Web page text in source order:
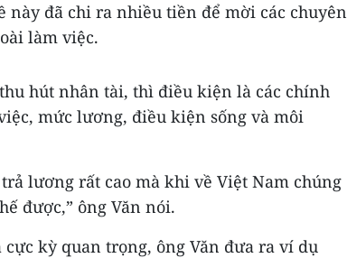
đã chi ra nhiều tiền để mời các chuyên
làm việc.
hút nhân tài, thì điều kiện là các chính
mức lương, điều kiện sống và môi
lương rất cao mà khi về Việt Nam chúng
được,” ông Văn nói.
kỳ quan trọng, ông Văn đưa ra ví dụ